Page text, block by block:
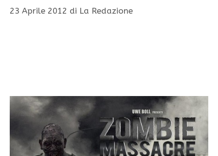
23 Aprile 2012 di La Redazione